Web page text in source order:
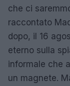
che ci
raccontato
dopo, il 16
eterno sulla
informale che
un magnete.